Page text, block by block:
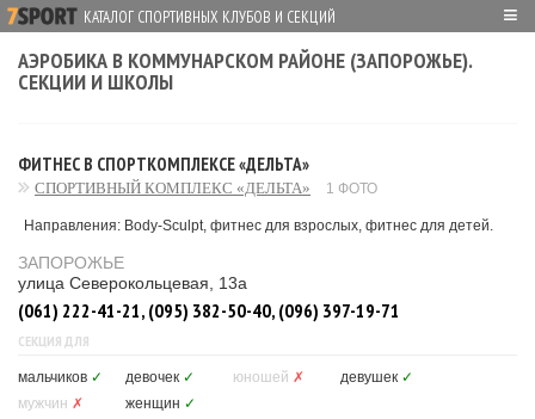
КАТАЛОГ СПОРТИВНЫХ КЛУБОВ И СЕКЦИЙ ≡
АЭРОБИКА В КОММУНАРСКОМ РАЙОНЕ (ЗАПОРОЖЬЕ).
СЕКЦИИ И ШКОЛЫ
ФИТНЕС В СПОРТКОМПЛЕКСЕ «ДЕЛЬТА»
СПОРТИВНЫЙ КОМПЛЕКС «ДЕЛЬТА» 1 ФОТО
Направления: Body-Sculpt, фитнес для взрослых, фитнес для детей.
ЗАПОРОЖЬЕ
улица Северокольцевая, 13а
(061) 222-41-21, (095) 382-50-40, (096) 397-19-71
СЕКЦИЯ ДЛЯ
мальчиков ✓ девочек ✓ юношей ✗ девушек ✓
мужчин ✗ женщин ✓